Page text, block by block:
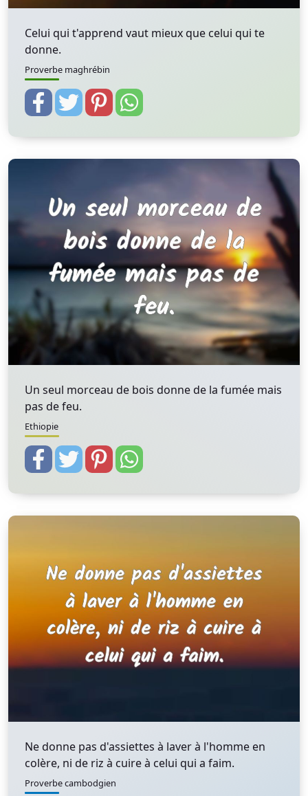
Celui qui t'apprend vaut mieux que celui qui te
donne.
Proverbe maghrébin
Un seul morceau de bois donne de la fumée mais
pas de feu.
Ethiopie
Ne donne pas d'assiettes à laver à l'homme en
colère, ni de riz à cuire à celui qui a faim.
Proverbe cambodgien